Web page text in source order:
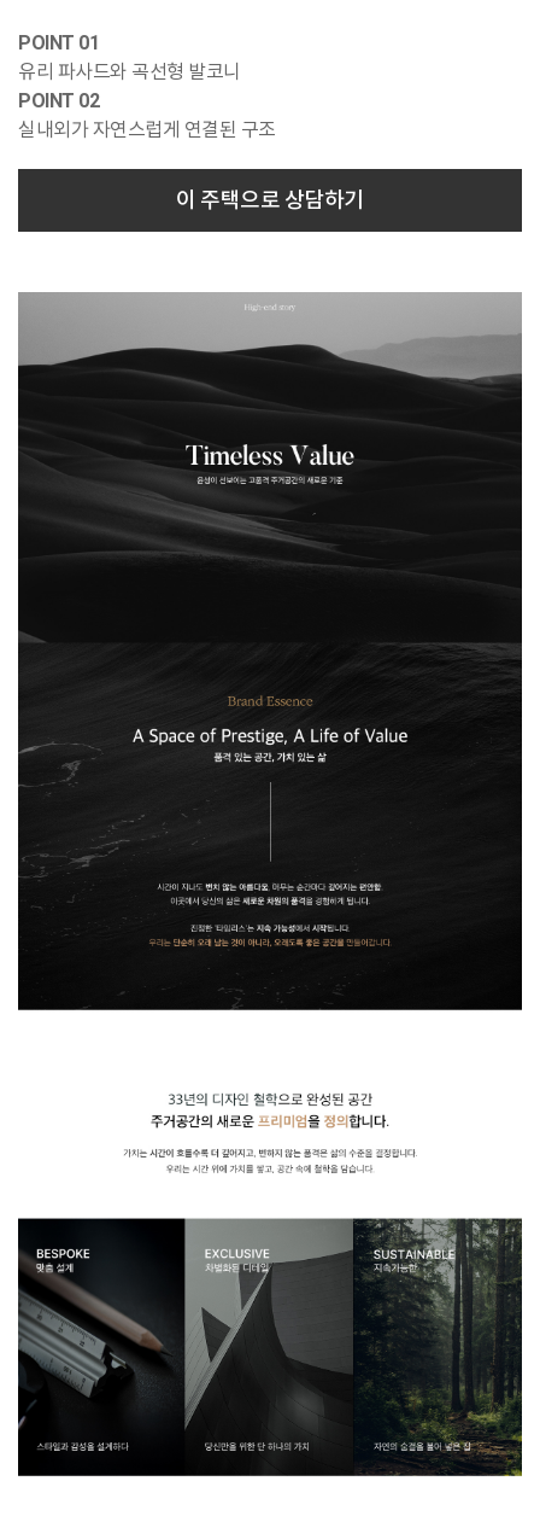
POINT 01
유리 파사드와 곡선형 발코니
POINT 02
실내외가 자연스럽게 연결된 구조
이 주택으로 상담하기